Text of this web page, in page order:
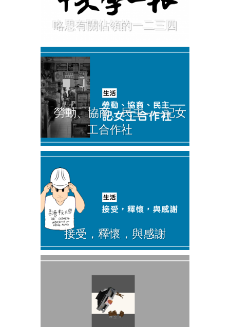
略思有關佔領的一二三四
勞動、協商、民主——記女
工合作社
接受，釋懷，與感謝